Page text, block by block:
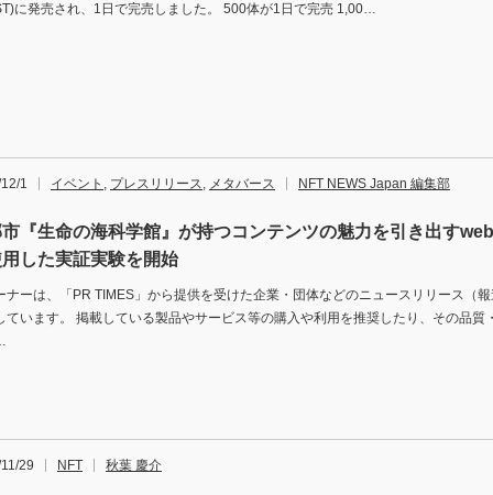
に発売され、1日で完売しました。 500体が1日で完売 1,00…
1 イベント , プレスリリース, メタバース NFT NEWS Japan 編集部
『⽣命の海科学館』が持つコンテンツの魅⼒を引き出す
した実証実験を開始
ナーは、「PR TIMES」から提供を受けた企業・団体などのニュースリリース（
ています。 掲載している製品やサービス等の購入や利用を推奨したり、その品質
29 NFT 秋葉 慶介